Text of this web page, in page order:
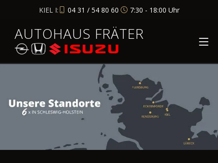
KIEL I: 04 31 / 54 80 60 7:30 - 18:00 Uhr
AUTOHAUS FRÄTER